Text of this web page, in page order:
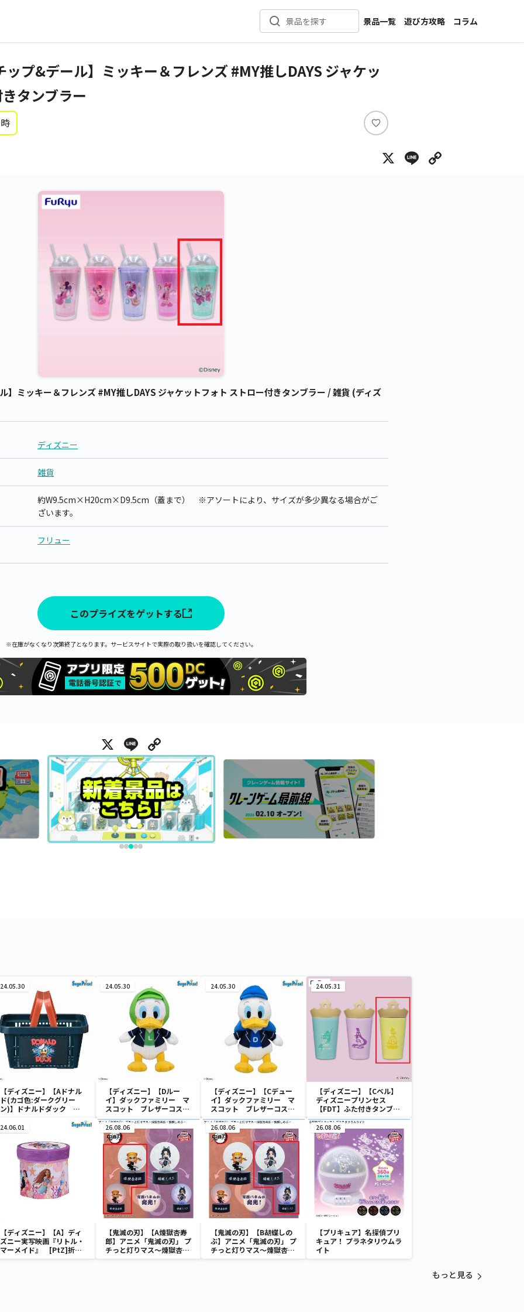
景品を探す
景品一覧
新着景品
遊び方攻略
コラム
インタビュー
ップ&デール】ミッキー＆フレンズ #MY推しDAYS ジャケッ
タンブラー
い
ね
X Line
】ミッキー＆フレンズ #MY推しDAYS ジャケットフォト ストロー付きタンブラー / 雑貨 (ディズ
ディズニー
雑貨
約W9.5cm×H20cm×D9.5cm（蓋まで） ※アソートにより、サイズが多少異なる場合がご
ざいます。
フリュー
このプライズをゲットする
※在庫がなくなり次第終了となります。サービスサイトで実際の取り扱いを確認してください。
X Line
24.05.30
【ディズニー】【Aドナル
ド(カゴ色:ダークグリー
ン)】ドナルドダック ミ
24.05.30
【ディズニー】【Dルー
イ】ダックファミリー マ
スコット ブレザーコスチ
ューム
24.05.30
【ディズニー】【Cデュー
イ】ダックファミリー マ
スコット ブレザーコスチ
ューム
24.05.31
【ディズニー】【Cベル】
ディズニープリンセス
【FDT】ふた付きタンブラ
ー
24.06.01
【ディズニー】【A】ディ
ズニー実写映画『リトル・
マーメイド』 [PtZ]折り
畳みボックスチェアー
26.08.06
【鬼滅の刃】【A煉獄杏寿
郎】アニメ「鬼滅の刃」 プ
チっと灯りマス～煉獄杏寿
郎・胡蝶しのぶ～
26.08.06
【鬼滅の刃】【B胡蝶しの
ぶ】アニメ「鬼滅の刃」 プ
チっと灯りマス～煉獄杏寿
郎・胡蝶しのぶ～
26.08.06
【プリキュア】名探偵プリ
キュア！ プラネタリウムラ
イト
もっと見る